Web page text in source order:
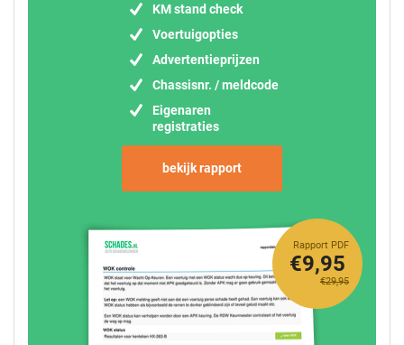
KM stand check
Voertuigopties
Advertentieprijzen
Chassisnr. / meldcode
Eigenaren
registraties
bekijk rapport
Rapport PDF
€29,95
€9,95